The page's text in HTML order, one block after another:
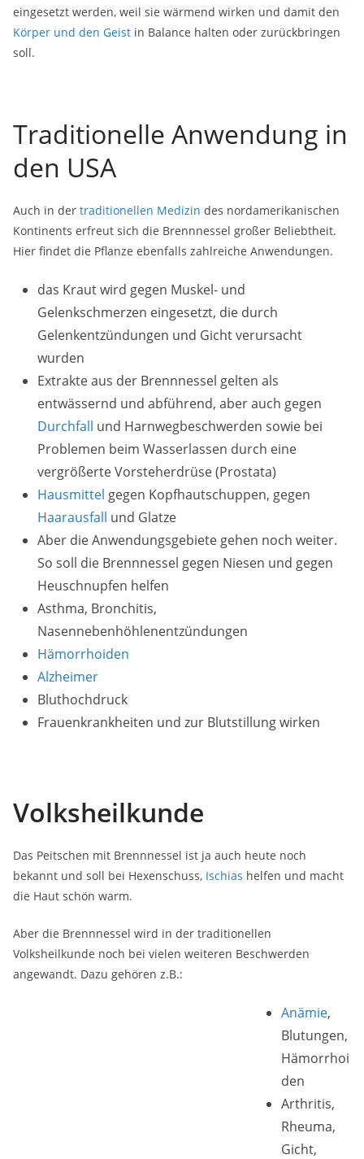
eingesetzt werden, weil sie wärmend wirken und damit den
Körper und den Geist in Balance halten oder zurückbringen
soll.
Traditionelle Anwendung in
den USA
Auch in der traditionellen Medizin des nordamerikanischen
Kontinents erfreut sich die Brennnessel großer Beliebtheit.
Hier findet die Pflanze ebenfalls zahlreiche Anwendungen.
das Kraut wird gegen Muskel- und
Gelenkschmerzen eingesetzt, die durch
Gelenkentzündungen und Gicht verursacht
wurden
Extrakte aus der Brennnessel gelten als
entwässernd und abführend, aber auch gegen
Durchfall und Harnwegbeschwerden sowie bei
Problemen beim Wasserlassen durch eine
vergrößerte Vorsteherdrüse (Prostata)
Hausmittel gegen Kopfhautschuppen, gegen
Haarausfall und Glatze
Aber die Anwendungsgebiete gehen noch weiter.
So soll die Brennnessel gegen Niesen und gegen
Heuschnupfen helfen
Asthma, Bronchitis,
Nasennebenhöhlenentzündungen
Hämorrhoiden
Alzheimer
Bluthochdruck
Frauenkrankheiten und zur Blutstillung wirken
Volksheilkunde
Das Peitschen mit Brennnessel ist ja auch heute noch
bekannt und soll bei Hexenschuss, Ischias helfen und macht
die Haut schön warm.
Aber die Brennnessel wird in der traditionellen
Volksheilkunde noch bei vielen weiteren Beschwerden
angewandt. Dazu gehören z.B.:
Anämie,
Blutungen,
Hämorrhoi
den
Arthritis,
Rheuma,
Gicht,